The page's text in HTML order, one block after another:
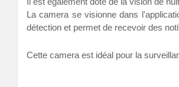
La camera se visionne dans
détection et permet de recevoir des
Cette camera est idéal pour la